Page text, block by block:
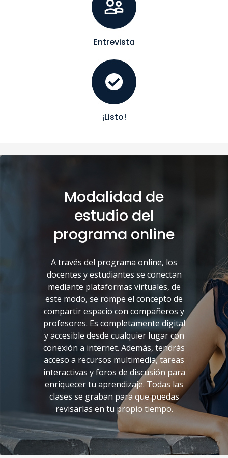
Entrevista
¡Listo!
Modalidad de
estudio del
programa online
A través del programa online, los
docentes y estudiantes se conectan
mediante plataformas virtuales, de
este modo, se rompe el concepto de
compartir espacio con compañeros y
profesores. Es completamente digital
y accesible desde cualquier lugar con
conexión a internet. Además, tendrás
acceso a recursos multimedia, tareas
interactivas y foros de discusión para
enriquecer tu aprendizaje. Todas las
clases se graban para que puedas
revisarlas en tu propio tiempo.